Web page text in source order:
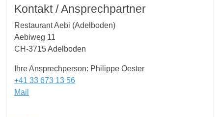
Kontakt / Ansprechpartner
Restaurant Aebi (Adelboden)
Aebiweg 11
CH-3715 Adelboden
Ihre Ansprechperson: Philippe Oester
+41 33 673 13 56
Mail